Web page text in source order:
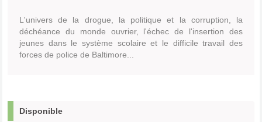
L'univers de la drogue, la politique et la corruption, la
déchéance du monde ouvrier, l'échec de l'insertion des
jeunes dans le système scolaire et le difficile travail des
forces de police de Baltimore...
Disponible